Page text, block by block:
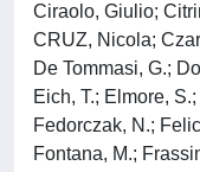
Ciraolo, Giulio;
CRUZ, Nicola;
De Tommasi, G.;
Eich, T.; Elmore,
Fedorczak, N.;
Fontana, M.;